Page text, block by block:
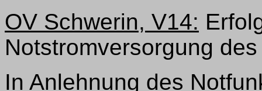
OV Schwerin, V14:
Notstromversorgung
In Anlehnung des